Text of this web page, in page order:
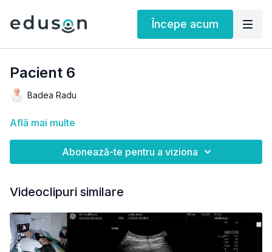
Începe acum
Pacient 6
Badea Radu
Află mai multe
Abonează-te pentru a viziona
Videoclipuri similare